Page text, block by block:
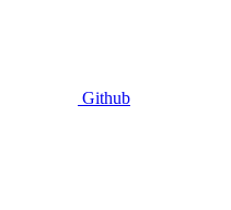
Github